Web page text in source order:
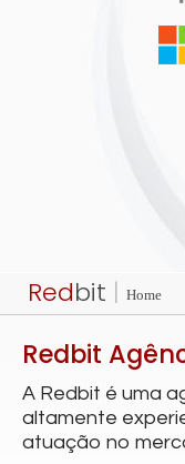
Redbit | Home
Redbit
A Redbit é uma
altamente
atuação no